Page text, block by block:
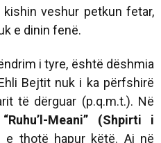
veshur petkun fetar,
e dinin fenë.
i tyre, është dëshmia
Bejtit nuk i ka përfshirë
të dërguar (p.q.m.t.). Në
“Ruhu’l-Meani” (Shpirti i
e thotë hapur këtë. Ai në